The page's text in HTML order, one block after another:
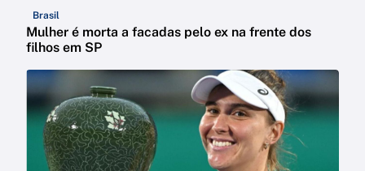
Brasil
Mulher é morta a facadas pelo ex na frente dos
filhos em SP